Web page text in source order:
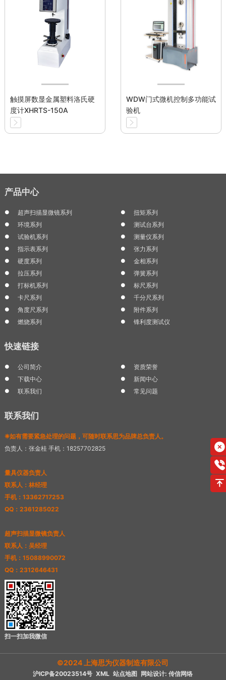
触摸屏数显金属塑料洛氏硬
度计XHRTS-150A
WDW门式微机控制多功能试
验机
产品中心
超声扫描显微镜系列
扭矩系列
环境系列
测试台系列
试验机系列
测量仪系列
指示表系列
张力系列
硬度系列
金相系列
拉压系列
弹簧系列
打标机系列
标尺系列
卡尺系列
千分尺系列
角度尺系列
附件系列
燃烧系列
锋利度测试仪
快速链接
公司简介
资质荣誉
下载中心
新闻中心
联系我们
常见问题
联系我们
❈如有需要紧急处理的问题，可随时联系思为品牌总负责人。
负责人：张金桂 手机：18257702825
量具仪器负责人
联系人：林经理
手机：13362717253
QQ：2361285022
超声扫描显微镜负责人
联系人：吴经理
手机：15088990072
QQ：2312646431
扫一扫加我微信
©2024 上海思为仪器制造有限公司
沪ICP备20023514号 XML 站点地图 网站设计: 传信网络